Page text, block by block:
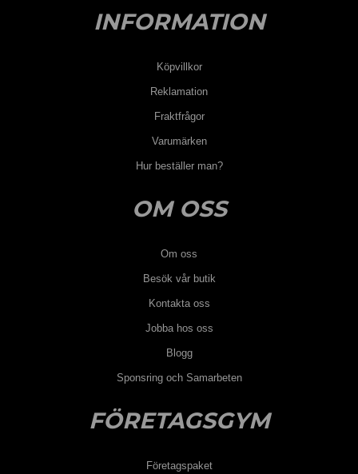
INFORMATION
Köpvillkor
Reklamation
Fraktfrågor
Varumärken
Hur beställer man?
OM OSS
Om oss
Besök vår butik
Kontakta oss
Jobba hos oss
Blogg
Sponsring och Samarbeten
FÖRETAGSGYM
Företagspaket